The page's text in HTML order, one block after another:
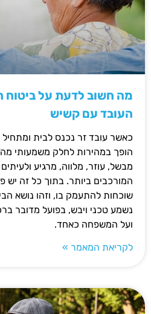
מה חשוב לדעת על ביטוח
העובד עם קשיש
כאשר עובד זר נכנס לבית ומתחיל
הופך במהירות לחלק משמעותי
מבשל, עוזר, מלווה, מרגיע
המורכבים ביותר. בתוך כל זה
שוכחות להתעמק בו, וזהו נושא
נשמע טכני ויבש, בפועל מדובר
ועל המשפחה כאחד.
לקריאת המאמר »